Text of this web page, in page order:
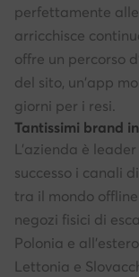
perfettamente
arricchisce
offre un percorso
del sito, un'app
giorni per i resi.
Tantissimi brand
L'azienda è
successo i canali
tra il mondo
negozi fisici di
Polonia e
Lettonia e